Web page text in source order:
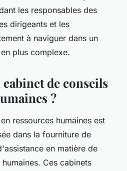
il apporter à
?
de lecture
les responsables des
dirigeants et les
à naviguer dans un
plus complexe.
de conseils
?
ressources humaines est
dans la fourniture de
en matière de
Ces cabinets